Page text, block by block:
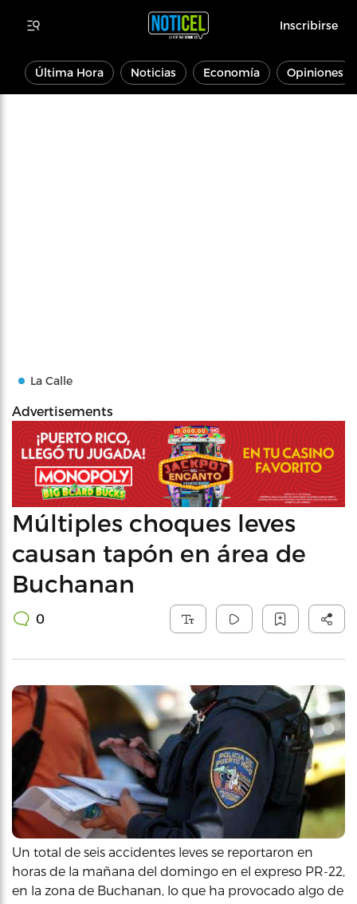
Inscribirse
Última Hora Noticias Economía Opiniones
La Calle
Advertisements
Múltiples choques leves
causan tapón en área de
Buchanan
0
Un total de seis accidentes leves se reportaron en
horas de la mañana del domingo en el expreso PR-22,
en la zona de Buchanan, lo que ha provocado algo de